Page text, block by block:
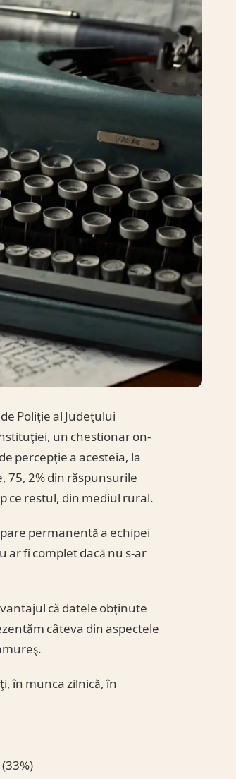
Poliţie al Judeţului
un chestionar on-
percepţie a acesteia, la
75, 2% din răspunsurile
ce restul, din mediul rural.
permanentă a echipei
ar fi complet dacă nu s-ar
că datele obţinute
câteva din aspectele
în munca zilnică, în